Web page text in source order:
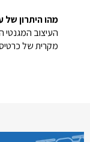
מהו היתרון של
העיצוב המגנטי
מקרית של